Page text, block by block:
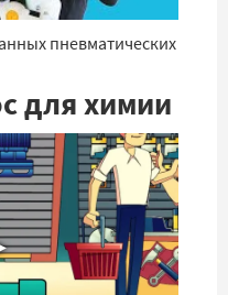
пневматических
для химии